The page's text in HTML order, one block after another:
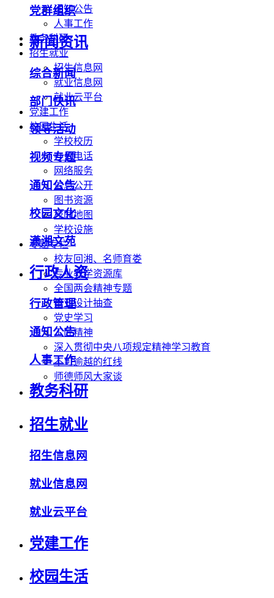
通知公告
人事工作
教务科研
招生就业
招生信息网
就业信息网
就业云平台
党建工作
校园生活
学校校历
办公电话
网络服务
信息公开
图书资源
校园地图
学校设施
专题专栏
校友回湘、名师育娄
专业教学资源库
全国两会精神专题
毕业设计抽查
党史学习
工匠精神
深入贯彻中央八项规定精神学习教育
不可逾越的红线
师德师风大家谈
党群组织
新闻资讯
综合新闻
部门快讯
领导活动
视频专题
通知公告
校园文化
潇湘文苑
行政人资
行政管理
通知公告
人事工作
教务科研
招生就业
招生信息网
就业信息网
就业云平台
党建工作
校园生活